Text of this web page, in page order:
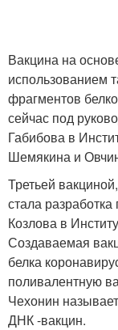
Вакцина на
использованием
фрагментов
сейчас под
Габибова в
Шемякина и
Третьей
стала
Козлова в
Создаваемая
белка
поливалентную
Чехонин
ДНК -вакцин.